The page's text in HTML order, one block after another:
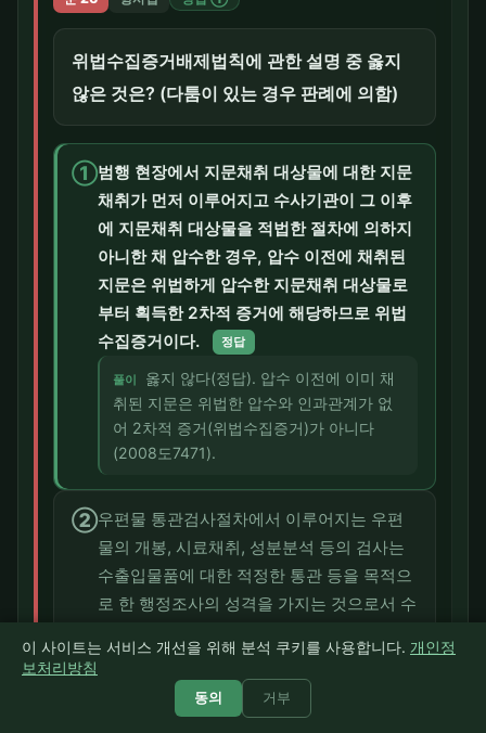
위법수집증거배제법칙에 관한 설명 중 옳지
않은 것은? (다툼이 있는 경우 판례에 의함)
①범행 현장에서 지문채취 대상물에 대한 지문
채취가 먼저 이루어지고 수사기관이 그 이후
에 지문채취 대상물을 적법한 절차에 의하지
아니한 채 압수한 경우, 압수 이전에 채취된
지문은 위법하게 압수한 지문채취 대상물로
부터 획득한 2차적 증거에 해당하므로 위법
수집증거이다.
정답
풀이
옳지 않다(정답). 압수 이전에 이미 채
취된 지문은 위법한 압수와 인과관계가 없
어 2차적 증거(위법수집증거)가 아니다
(2008도7471).
②우편물 통관검사절차에서 이루어지는 우편
물의 개봉, 시료채취, 성분분석 등의 검사는
수출입물품에 대한 적정한 통관 등을 목적으
로 한 행정조사의 성격을 가지는 것으로서 수
수·수색영장 없이 우편물의 개봉, 시료채취,
성분분석 등 검사가 진행되었다고 하더라도
특별한 사정이 없는 한 위법하다고 볼 수 없
이 사이트는 서비스 개선을 위해 분석 쿠키를 사용합니다. 개인정
보처리방침
동의 거부